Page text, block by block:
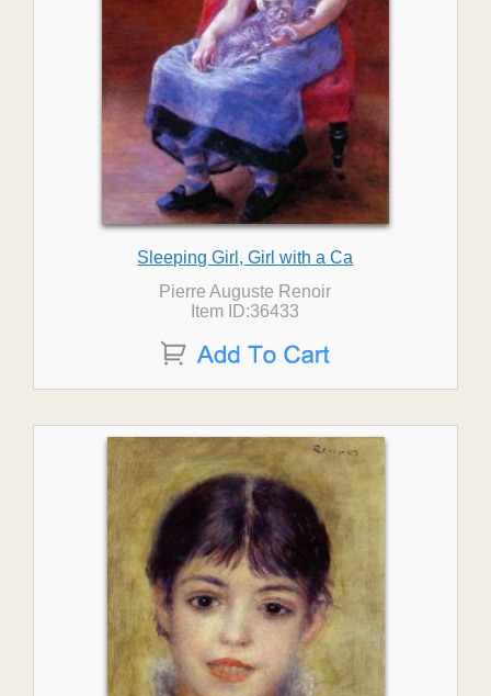
Sleeping Girl, Girl with a Ca
Pierre Auguste Renoir
Item ID:36433